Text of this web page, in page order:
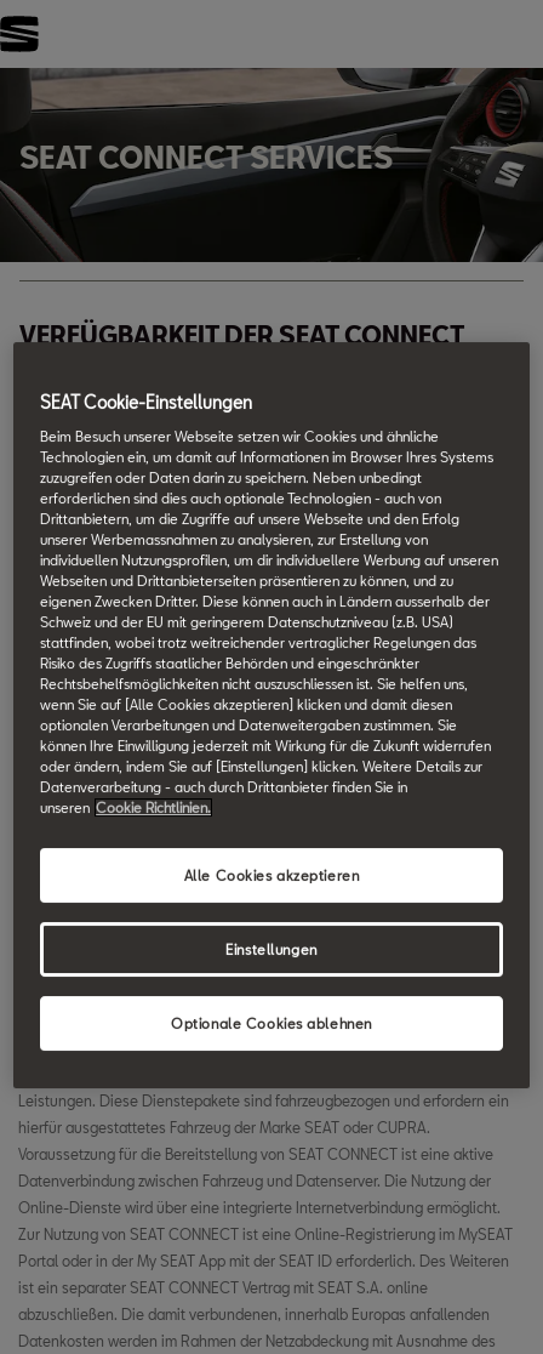
SEAT CONNECT SERVICES
FILTER
VERFÜGBARKEIT DER SEAT CONNECT
Um Serviceinformationen und Videos anzuzeigen, klicke auf einen
bestimmten Service aus der Liste unten.
Sicherheit & Dienstleistungen
Personalisierung
Datenplan
Notruf
Pannenruf
Over-The-Air Updates
Fernzugriff
E-Manager (Batterie Ladung)
Ferngesteuerte Klimatisierung
Abfahrtszeiten
Fahrdaten
Parkposition
Fernverriegelungs- und Entriegelungsfunktion
Diebstahlwarnungen
Fernbelüftung
Ferngesteuerte Standheizung
Profiles & Timers
Online Infotainment
Online-Verkehrsinformationen
Online-Kartenaktualisierungen
Online Routenberechnung
Parkstationen
Tankstellen
Online-Zielimport
Online-Route importieren
Online Points of Interest Suche
Internet Radio
SEAT CONNECT
Personalisierung
Pannenruf
Kundenbetreuung
Serviceplanung
Der SEAT Store
E-Manager (Batterie Ladung)
Ferngesteuerte Klimatisierung
Abfahrtszeiten
SEAT CONNECT Plus
Online-Verkehrsinformationen
Online Routenberechnung
Parkstationen
Ladestationen
Lokale Meldungen über Gefahren
Park & Pay
Profiles & Timers
CONNECT
Kundenbetreuung
Serviceplanung
Der SEAT Store
E-Manager (Batterie Ladung)
SEAT CONNECT mobile Online-Dienste (SEAT CONNECT) ist ein digitales
Produkt der SEAT S.A., Autovía A-2, km 585, 08760 Martorell und besteht
Leistungen. Diese Dienstepakete sind fahrzeugbezogen und erfordern ein
hierfür ausgestattetes Fahrzeug der Marke SEAT oder CUPRA.
Voraussetzung für die Bereitstellung von SEAT CONNECT ist eine aktive
Datenverbindung zwischen Fahrzeug und Datenserver. Die Nutzung der
Online-Dienste wird über eine integrierte Internetverbindung ermöglicht.
Zur Nutzung von SEAT CONNECT ist eine Online-Registrierung im MySEAT
Portal oder in der My SEAT App mit der SEAT ID erforderlich. Des Weiteren
ist ein separater SEAT CONNECT Vertrag mit SEAT S.A. online
abzuschließen. Die damit verbundenen, innerhalb Europas anfallenden
Datenkosten werden im Rahmen der Netzabdeckung mit Ausnahme des
SEAT Cookie-Einstellungen
Beim Besuch unserer Webseite setzen wir Cookies und ähnliche
Technologien ein, um damit auf Informationen im Browser Ihres Systems
zuzugreifen oder Daten darin zu speichern. Neben unbedingt
erforderlichen sind dies auch optionale Technologien - auch von
Drittanbietern, um die Zugriffe auf unsere Webseite und den Erfolg
unserer Werbemassnahmen zu analysieren, zur Erstellung von
individuellen Nutzungsprofilen, um dir individuellere Werbung auf unseren
Webseiten und Drittanbieterseiten präsentieren zu können, und zu
eigenen Zwecken Dritter. Diese können auch in Ländern ausserhalb der
Schweiz und der EU mit geringerem Datenschutzniveau (z.B. USA)
stattfinden, wobei trotz weitreichender vertraglicher Regelungen das
Risiko des Zugriffs staatlicher Behörden und eingeschränkter
Rechtsbehelfsmöglichkeiten nicht auszuschliessen ist. Sie helfen uns,
wenn Sie auf [Alle Cookies akzeptieren] klicken und damit diesen
optionalen Verarbeitungen und Datenweitergaben zustimmen. Sie
können Ihre Einwilligung jederzeit mit Wirkung für die Zukunft widerrufen
oder ändern, indem Sie auf [Einstellungen] klicken. Weitere Details zur
Datenverarbeitung - auch durch Drittanbieter finden Sie in
unseren Cookie Richtlinien.
Optionale Cookies ablehnen
Alle Cookies akzeptieren
Einstellungen